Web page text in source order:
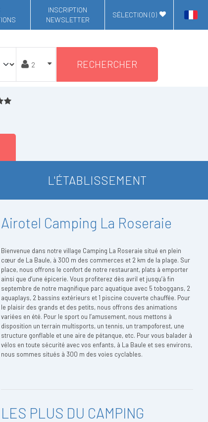
INSCRIPTION
NEWSLETTER
SÉLECTION (0)
RECHERCHER
L'ÉTABLISSEMENT
Airotel Camping La Roseraie
Bienvenue dans notre village Camping La Roseraie situé en plein
cœur de La Baule, à 300 m des commerces et 2 km de la plage. Sur
place, nous offrons le confort de notre restaurant, plats à emporter
ainsi que d’une épicerie. Vous profiterez dès avril et jusqu’à fin
septembre de notre magnifique parc aquatique avec 5 toboggans, 2
aquaplays, 2 bassins extérieurs et 1 piscine couverte chauffée. Pour
le plaisir des grands et des petits, nous offrons des animations
variées en été. Pour le sport ou l’amusement, nous mettons à
disposition un terrain multisports, un tennis, un trampoforest, une
structure gonflable et une aire de pétanque, etc. Pour vous balader à
vélos en toute sécurité avec vos enfants, à La Baule et ses environs,
nous sommes situés à 300 m des voies cyclables.
LES PLUS DU CAMPING